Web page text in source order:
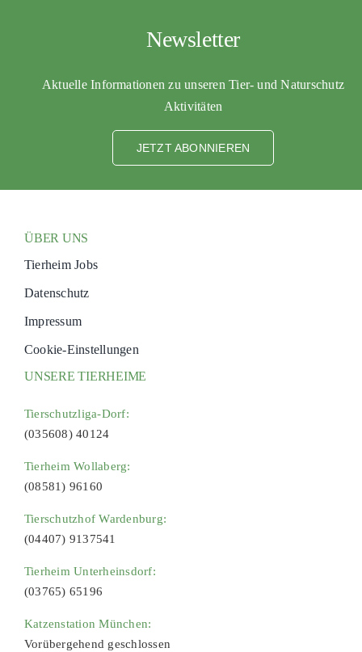
Newsletter
Aktuelle Informationen zu unseren Tier- und Naturschutz
Aktivitäten
JETZT ABONNIEREN
ÜBER UNS
Tierheim Jobs
Datenschutz
Impressum
Cookie-Einstellungen
UNSERE TIERHEIME
Tierschutzliga-Dorf:
(035608) 40124
Tierheim Wollaberg:
(08581) 96160
Tierschutzhof Wardenburg:
(04407) 9137541
Tierheim Unterheinsdorf:
(03765) 65196
Katzenstation München:
Vorübergehend geschlossen